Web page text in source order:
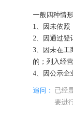
不予受理的
一般四种情
1、因未依照
2、因通过登
3、因未在工
的；列入经
4、因公示企
追问：
已经
要进